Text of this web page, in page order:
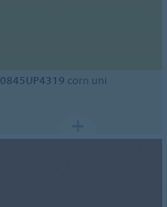
0845UP4319 corn uni